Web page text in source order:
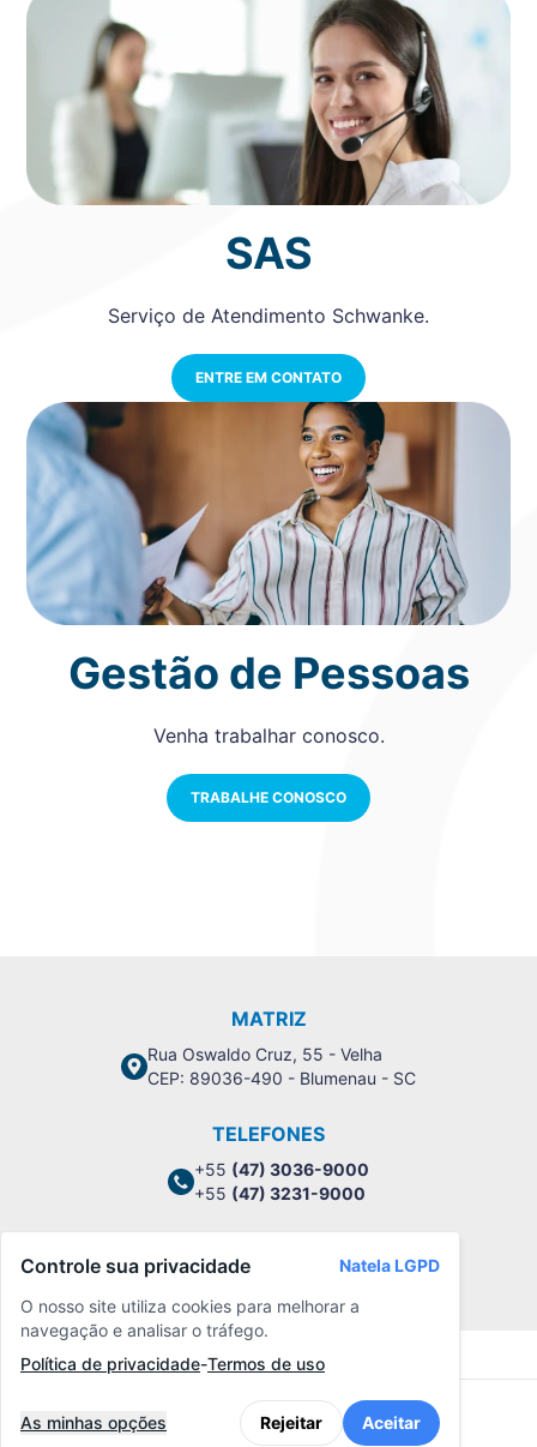
SAS
Serviço de Atendimento Schwanke.
ENTRE EM CONTATO
Gestão de Pessoas
Venha trabalhar conosco.
TRABALHE CONOSCO
MATRIZ
Rua Oswaldo Cruz, 55 - Velha
CEP: 89036-490 - Blumenau - SC
TELEFONES
+55 (47) 3036-9000
+55 (47) 3231-9000
Política de Privacidade
Controle sua privacidade
Natela LGPD
O nosso site utiliza cookies para melhorar a
navegação e analisar o tráfego.
Política de privacidade-Termos de uso
As minhas opções Rejeitar Aceitar